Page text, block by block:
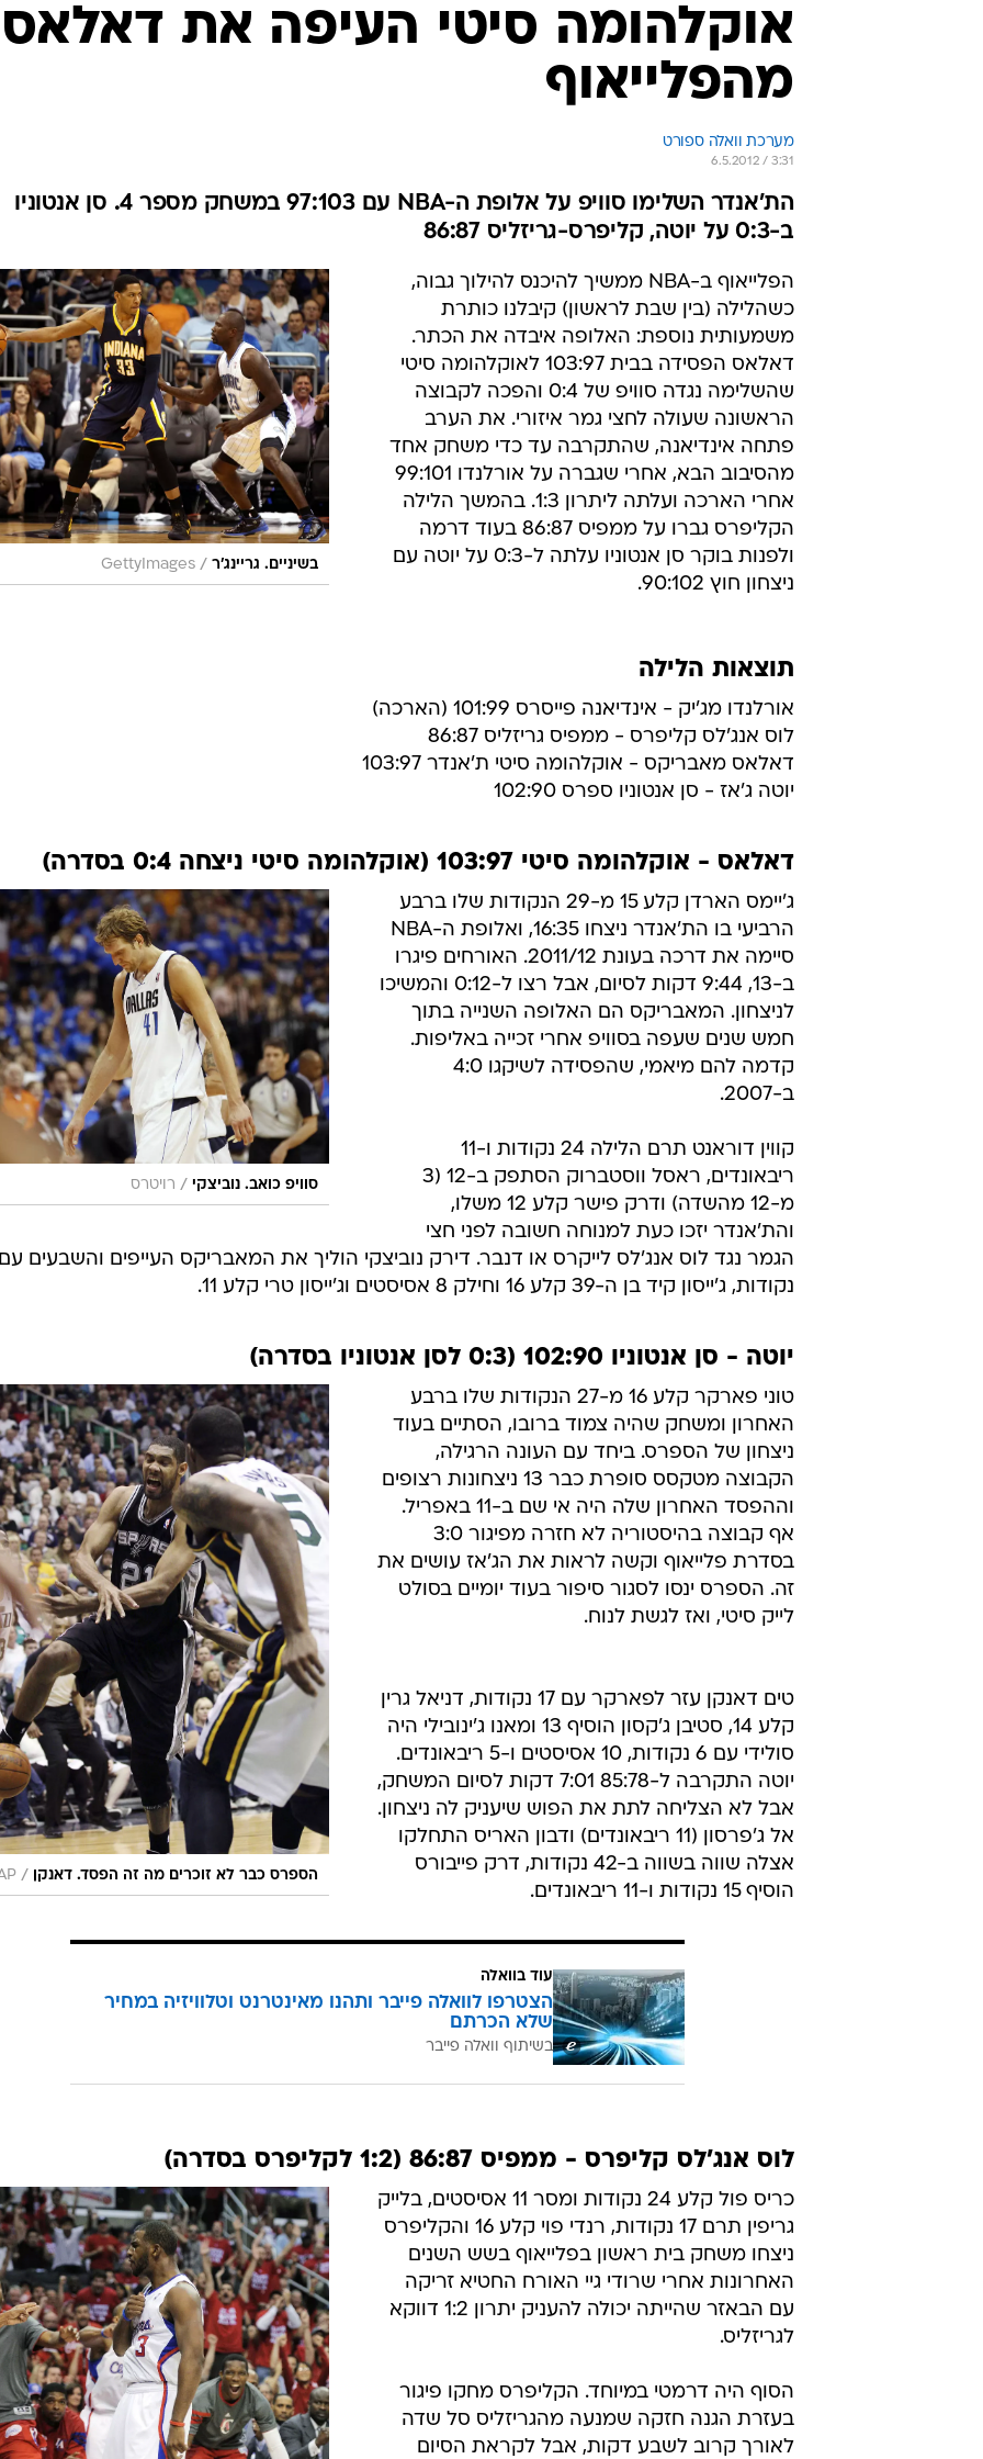
ענפים נוספים
לוח שידורים
אוקלהומה סיטי העיפה את דאלאס
מהפלייאוף
מערכת וואלה ספורט
6.5.2012 / 3:31
הת'אנדר השלימו סוויפ על אלופת ה-NBA עם 97:103 במשחק מספר 4. סן אנטוניו
ב-0:3 על יוטה, קליפרס-גריזליס 86:87
בשיניים. גריינג'ר /
GettyImages
הפלייאוף ב-NBA ממשיך להיכנס להילוך גבוה,
כשהלילה (בין שבת לראשון) קיבלנו כותרת
משמעותית נוספת: האלופה איבדה את הכתר.
דאלאס הפסידה בבית 103:97 לאוקלהומה סיטי
שהשלימה נגדה סוויפ של 0:4 והפכה לקבוצה
הראשונה שעולה לחצי גמר איזורי. את הערב
פתחה אינדיאנה, שהתקרבה עד כדי משחק אחד
מהסיבוב הבא, אחרי שגברה על אורלנדו 99:101
אחרי הארכה ועלתה ליתרון 1:3. בהמשך הלילה
הקליפרס גברו על ממפיס 86:87 בעוד דרמה
ולפנות בוקר סן אנטוניו עלתה ל-0:3 על יוטה עם
ניצחון חוץ 90:102.
תוצאות הלילה
אורלנדו מג'יק - אינדיאנה פייסרס 101:99 (הארכה)
לוס אנג'לס קליפרס - ממפיס גריזליס 86:87
דאלאס מאבריקס - אוקלהומה סיטי ת'אנדר 103:97
יוטה ג'אז - סן אנטוניו ספרס 102:90
דאלאס - אוקלהומה סיטי 103:97 (אוקלהומה סיטי ניצחה 0:4 בסדרה)
סוויפ כואב. נוביצקי / רויטרס
ג'יימס הארדן קלע 15 מ-29 הנקודות שלו ברבע
הרביעי בו הת'אנדר ניצחו 16:35, ואלופת ה-NBA
סיימה את דרכה בעונת 2011/12. האורחים פיגרו
ב-13, 9:44 דקות לסיום, אבל רצו ל-0:12 והמשיכו
לניצחון. המאבריקס הם האלופה השנייה בתוך
חמש שנים שעפה בסוויפ אחרי זכייה באליפות.
קדמה להם מיאמי, שהפסידה לשיקגו 4:0
ב-2007.
קווין דוראנט תרם הלילה 24 נקודות ו-11
ריבאונדים, ראסל ווסטברוק הסתפק ב-12 (3
מ-12 מהשדה) ודרק פישר קלע 12 משלו,
והת'אנדר יזכו כעת למנוחה חשובה לפני חצי
נקודות, ג'ייסון קיד בן ה-39 קלע 16 וחילק 8 אסיסטים וג'ייסון טרי קלע 11.
יוטה - סן אנטוניו 102:90 (0:3 לסן אנטוניו בסדרה)
הספרס כבר לא זוכרים מה זה הפסד. דאנקן /
טוני פארקר קלע 16 מ-27 הנקודות שלו ברבע
האחרון ומשחק שהיה צמוד ברובו, הסתיים בעוד
ניצחון של הספרס. ביחד עם העונה הרגילה,
הקבוצה מטקסס סופרת כבר 13 ניצחונות רצופים
וההפסד האחרון שלה היה אי שם ב-11 באפריל.
אף קבוצה בהיסטוריה לא חזרה מפיגור 3:0
בסדרת פלייאוף וקשה לראות את הג'אז עושים את
זה. הספרס ינסו לסגור סיפור בעוד יומיים בסולט
לייק סיטי, ואז לגשת לנוח.
טים דאנקן עזר לפארקר עם 17 נקודות, דניאל גרין
קלע 14, סטיבן ג'קסון הוסיף 13 ומאנו ג'ינובילי היה
סולידי עם 6 נקודות, 10 אסיסטים ו-5 ריבאונדים.
יוטה התקרבה ל-85:78 7:01 דקות לסיום המשחק,
אבל לא הצליחה לתת את הפוש שיעניק לה ניצחון.
אל ג'פרסון (11 ריבאונדים) ודבון האריס התחלקו
אצלה שווה בשווה ב-42 נקודות, דרק פייבורס
הוסיף 15 נקודות ו-11 ריבאונדים.
עוד בוואלה
הצטרפו לוואלה פייבר ותהנו מאינטרנט וטלוויזיה במחיר
שלא הכרתם
בשיתוף וואלה פייבר
לוס אנג'לס קליפרס - ממפיס 86:87 (1:2 לקליפרס בסדרה)
כריס פול קלע 24 נקודות ומסר 11 אסיסטים, בלייק
גריפין תרם 17 נקודות, רנדי פוי קלע 16 והקליפרס
ניצחו משחק בית ראשון בפלייאוף בשש השנים
האחרונות אחרי שרודי גיי האורח החטיא זריקה
עם הבאזר שהייתה יכולה להעניק יתרון 1:2 דווקא
לגריזליס.
הסוף היה דרמטי במיוחד. הקליפרס מחקו פיגור
בעזרת הגנה חזקה שמנעה מהגריזליס סל שדה
לאורך קרוב לשבע דקות, אבל לקראת הסיום